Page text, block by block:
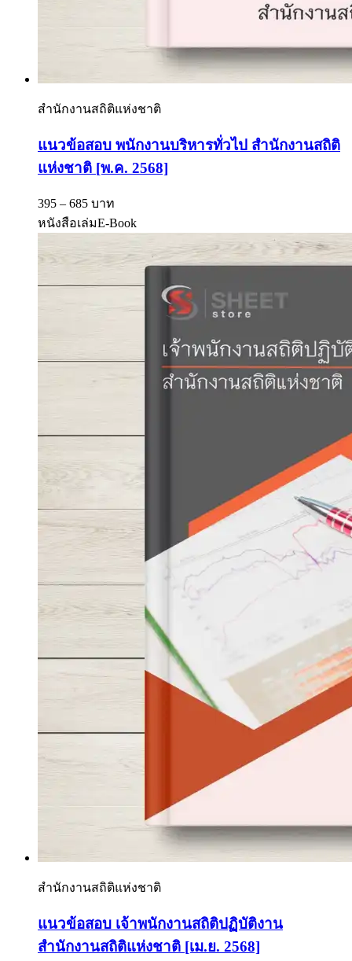
สำนักงานสถิติแห่งชาติ
แนวข้อสอบ พนักงานบริหารทั่วไป สำนักงานสถิติ
แห่งชาติ [พ.ค. 2568]
395 – 685 บาท
หนังสือเล่มE-Book
สำนักงานสถิติแห่งชาติ
แนวข้อสอบ เจ้าพนักงานสถิติปฏิบัติงาน
สำนักงานสถิติแห่งชาติ [เม.ย. 2568]